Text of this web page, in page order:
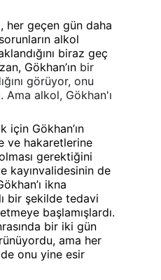
her geçen gün daha
alkol
biraz geç
Gökhan’ın bir
görüyor, onu
Ama alkol, Gökhan'ı
için Gökhan’ın
ve hakaretlerine
gerektiğini
kayınvalidesinin de
ikna
bir şekilde tedavi
başlamışlardı.
bir iki gün
ama her
onu yine esir